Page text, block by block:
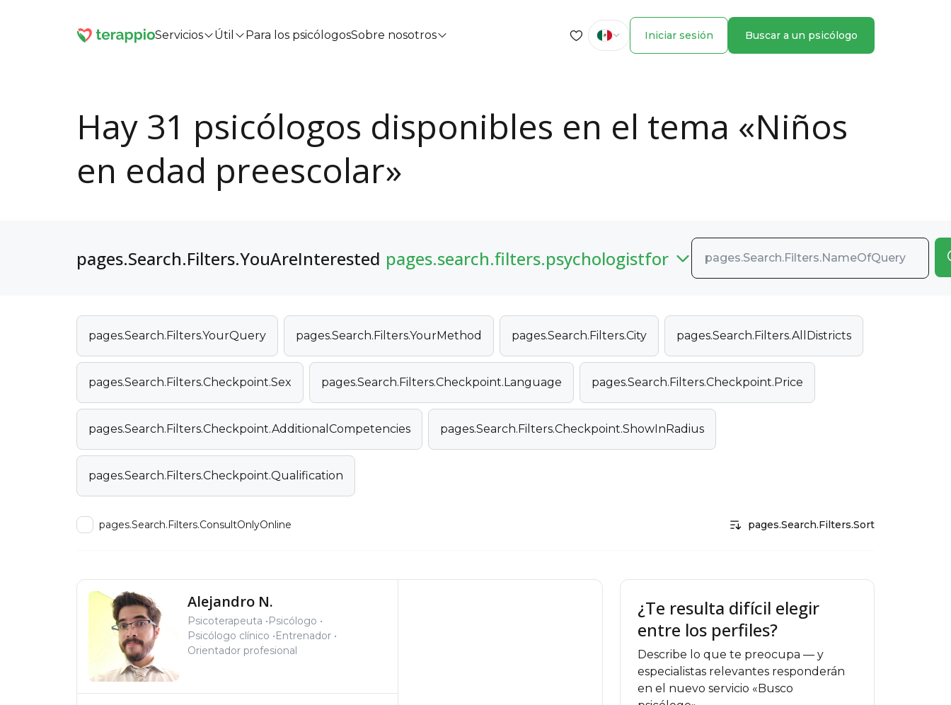
Servicios Útil Para los psicólogosSobre nosotros Iniciar sesión Buscar a un psicólogo
Hay 31 psicólogos disponibles en el tema «Niños
en edad preescolar»
pages.Search.Filters.YouAreInterested pages.search.filters.psychologistfor
pages.Search.Filters.YourQuery pages.Search.Filters.YourMethod pages.Search.Filters.City pages.Search.Filters.AllDistricts
pages.Search.Filters.Checkpoint.Sex pages.Search.Filters.Checkpoint.Language pages.Search.Filters.Checkpoint.Price
pages.Search.Filters.Checkpoint.AdditionalCompetencies pages.Search.Filters.Checkpoint.ShowInRadius
pages.Search.Filters.Checkpoint.Qualification
pages.Search.Filters.ConsultOnlyOnline pages.Search.Filters.Sort
Alejandro N.
Psicoterapeuta
Psicólogo
Psicólogo clínico
Entrenador
Orientador profesional
¿Te resulta difícil elegir
entre los perfiles?
Describe lo que te preocupa — y
especialistas relevantes responderán
en el nuevo servicio «Busco